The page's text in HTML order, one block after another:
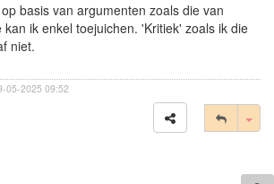
basis van argumenten zoals die van
ik enkel toejuichen. 'Kritiek' zoals ik die
niet.
05-2025 09:52